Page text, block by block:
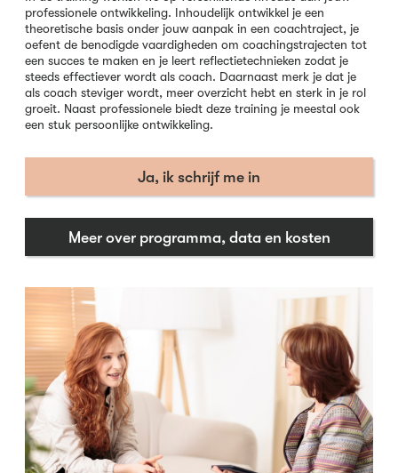
professionele ontwikkeling. Inhoudelijk ontwikkel je een
theoretische basis onder jouw aanpak in een coachtraject, je
oefent de benodigde vaardigheden om coachingstrajecten tot
een succes te maken en je leert reflectietechnieken zodat je
steeds effectiever wordt als coach. Daarnaast merk je dat je
als coach steviger wordt, meer overzicht hebt en sterk in je rol
groeit. Naast professionele biedt deze training je meestal ook
een stuk persoonlijke ontwikkeling.
Ja, ik schrijf me in
Meer over programma, data en kosten